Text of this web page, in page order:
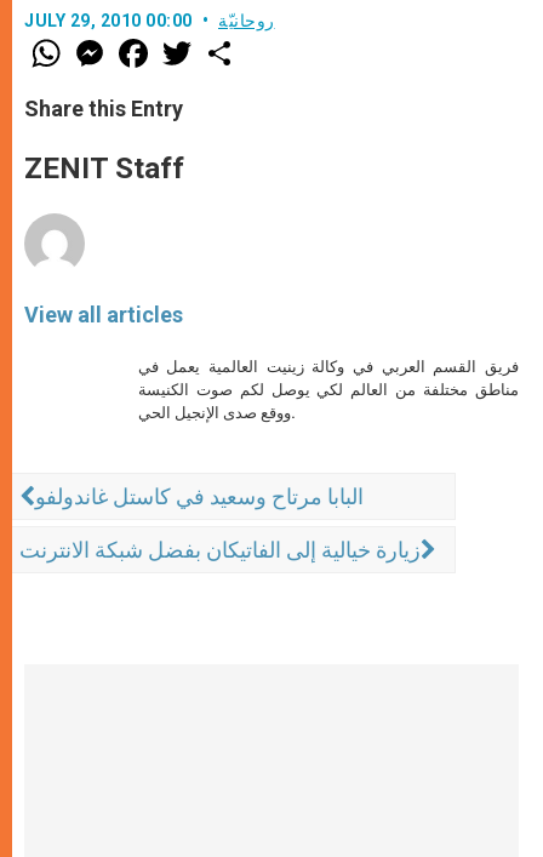
JULY 29, 2010 00:00 روحانيّة
W
h
t
s
p
p
M
e
s
e
g
e
F
a
e
b
o
k
w
Share this Entry
ZENIT Staff
View all articles
فريق القسم العربي في وكالة زينيت العالمية يعمل في
مناطق مختلفة من العالم لكي يوصل لكم صوت الكنيسة
ووقع صدى الإنجيل الحي.
البابا مرتاح وسعيد في كاستل غاندولفو
زيارة خيالية إلى الفاتيكان بفضل شبكة الانترنت